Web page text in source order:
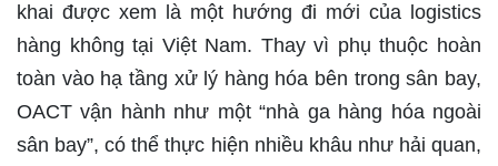
khai được xem là một hướng đi mới của logistics
hàng không tại Việt Nam. Thay vì phụ thuộc hoàn
toàn vào hạ tầng xử lý hàng hóa bên trong sân bay,
OACT vận hành như một “nhà ga hàng hóa ngoài
sân bay”, có thể thực hiện nhiều khâu như hải quan,